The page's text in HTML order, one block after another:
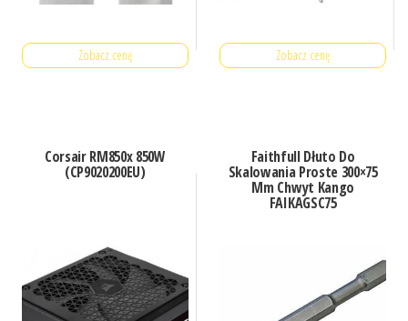
Zobacz cenę Zobacz cenę
Corsair RM850x 850W
(CP9020200EU)
Faithfull Dłuto Do
Skalowania Proste 300×75
Mm Chwyt Kango
FAIKAGSC75